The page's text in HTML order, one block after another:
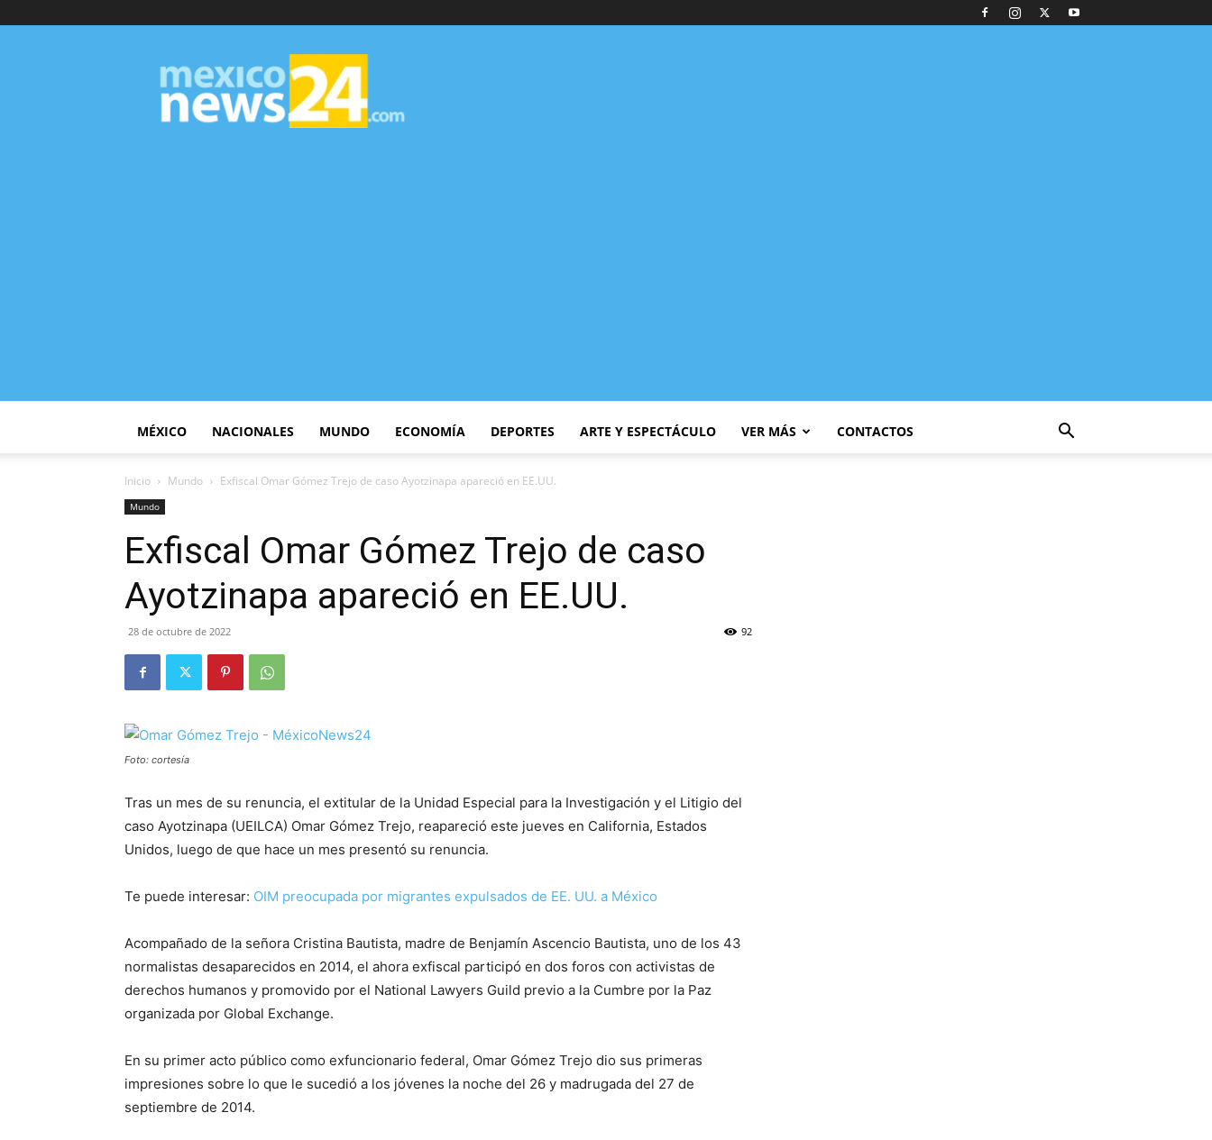
MexicoNews24
MÉXICO NACIONALES MUNDO ECONOMÍA DEPORTES ARTE Y ESPECTÁCULO VER MÁS CONTACTOS
Inicio Mundo Exfiscal Omar Gómez Trejo de caso Ayotzinapa apareció en EE.UU.
Mundo
Exfiscal Omar Gómez Trejo de caso
Ayotzinapa apareció en EE.UU.
28 de octubre de 2022 92
Foto: cortesía
Tras un mes de su renuncia, el extitular de la Unidad Especial para la Investigación y el Litigio del
caso Ayotzinapa (UEILCA) Omar Gómez Trejo, reapareció este jueves en California, Estados
Unidos, luego de que hace un mes presentó su renuncia.
Te puede interesar: OIM preocupada por migrantes expulsados de EE. UU. a México
Acompañado de la señora Cristina Bautista, madre de Benjamín Ascencio Bautista, uno de los 43
normalistas desaparecidos en 2014, el ahora exfiscal participó en dos foros con activistas de
derechos humanos y promovido por el National Lawyers Guild previo a la Cumbre por la Paz
organizada por Global Exchange.
En su primer acto público como exfuncionario federal, Omar Gómez Trejo dio sus primeras
impresiones sobre lo que le sucedió a los jóvenes la noche del 26 y madrugada del 27 de
septiembre de 2014.